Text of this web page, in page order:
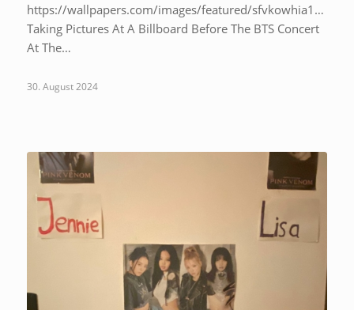
https://wallpapers.com/images/featured/
Taking Pictures At A Billboard Before The BTS Concert
At The…
30. August 2024